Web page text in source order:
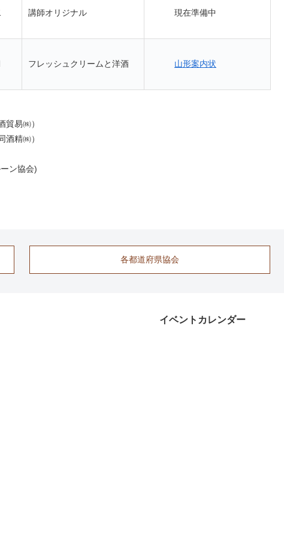
講師オリジナル 現在準備中
フレッシュクリームと洋酒 山形案内状
易㈱）
精㈱）
ン協会)
各都道府県協会
イベントカレンダー